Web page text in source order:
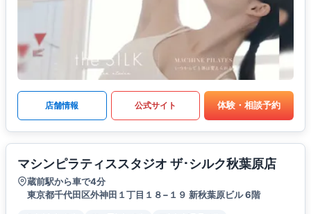
店舗情報 公式サイト 体験・相談予約
マシンピラティススタジオ ザ･シルク秋葉原店
蔵前駅から車で4分
東京都千代田区外神田１丁目１８−１９ 新秋葉原ビル 6階